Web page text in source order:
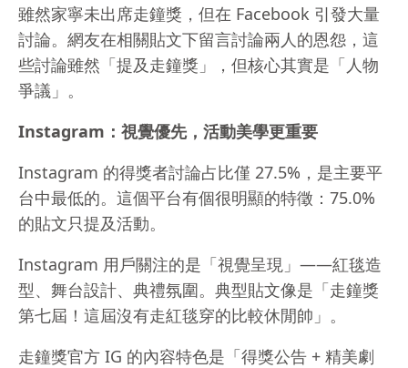
雖然家寧未出席走鐘獎，但在 Facebook 引發大量
討論。網友在相關貼文下留言討論兩人的恩怨，這
些討論雖然「提及走鐘獎」，但核心其實是「人物
爭議」。
Instagram：視覺優先，活動美學更重要
Instagram 的得獎者討論占比僅 27.5%，是主要平
台中最低的。這個平台有個很明顯的特徵：75.0%
的貼文只提及活動。
Instagram 用戶關注的是「視覺呈現」——紅毯造
型、舞台設計、典禮氛圍。典型貼文像是「走鐘獎
第七屆！這屆沒有走紅毯穿的比較休閒帥」。
走鐘獎官方 IG 的內容特色是「得獎公告 + 精美劇